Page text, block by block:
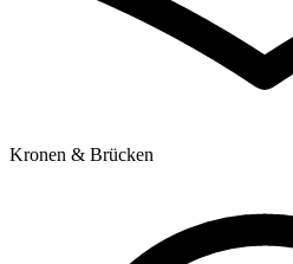
Kronen & Brücken